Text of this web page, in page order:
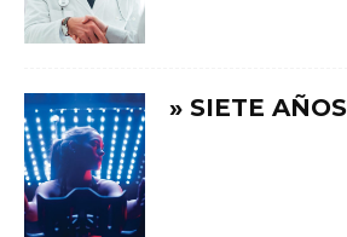
» SIETE AÑOS